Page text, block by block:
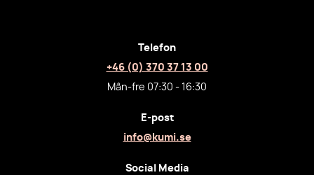
Telefon
+46 (0) 370 37 13 00
Mån-fre 07:30 - 16:30
E-post
info@kumi.se
Social Media